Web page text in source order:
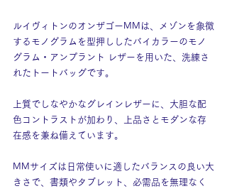
ルイヴィトンのオンザゴーMMは、メゾンを象徴
するモノグラムを型押ししたバイカラーのモノ
グラム・アンプラント レザーを用いた、洗練さ
れたトートバッグです。
上質でしなやかなグレインレザーに、大胆な配
色コントラストが加わり、上品さとモダンな存
在感を兼ね備えています。
MMサイズは日常使いに適したバランスの良い大
きさで、書類やタブレット、必需品を無理なく